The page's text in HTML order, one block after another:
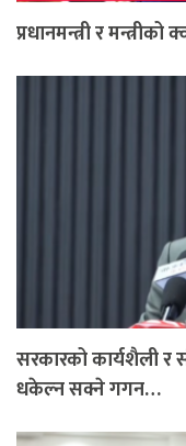
प्रधानमन्त्री र
सरकारको कार्यशैली र
धकेल्न सक्ने गगन…